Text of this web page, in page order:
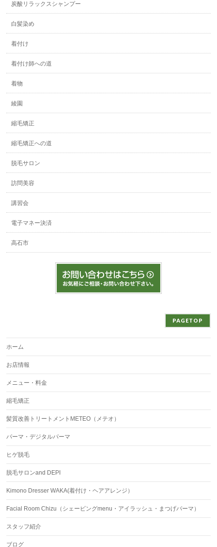
炭酸リラックスシャンプー
白髪染め
着付け
着付け師への道
着物
綾園
縮毛矯正
縮毛矯正への道
脱毛サロン
訪問美容
講習会
電子マネー決済
高石市
PAGETOP
ホーム
お店情報
メニュー・料金
縮毛矯正
髪質改善トリートメントMETEO（メテオ）
パーマ・デジタルパーマ
ヒゲ脱毛
脱毛サロンand DEPI
Kimono Dresser WAKA(着付け・ヘアアレンジ）
Facial Room Chizu（シェービングmenu・アイラッシュ・まつげパーマ）
スタッフ紹介
ブログ